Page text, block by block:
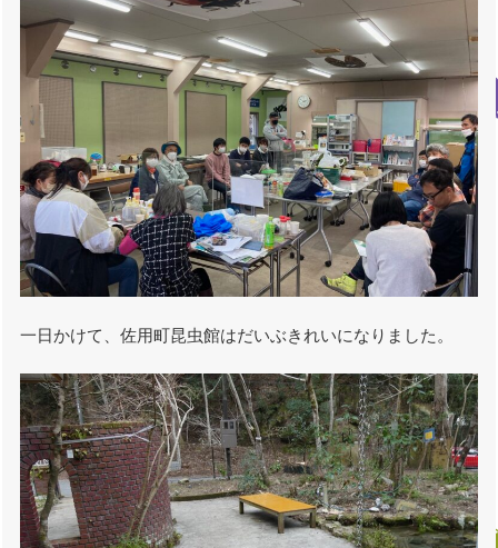
一日かけて、佐用町昆虫館はだいぶきれいになりました。